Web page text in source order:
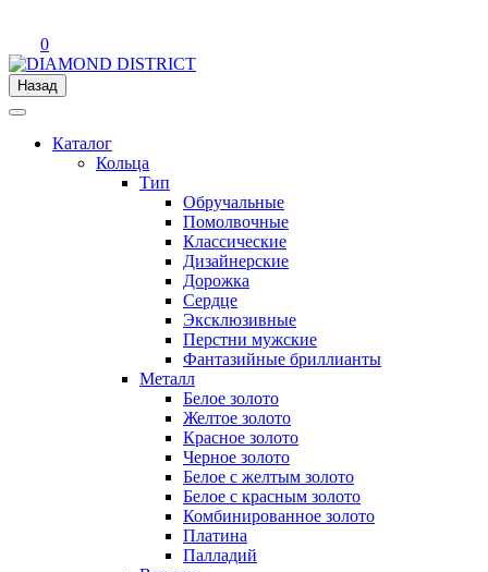
0
Назад
Каталог
Кольца
Тип
Обручальные
Помолвочные
Классические
Дизайнерские
Дорожка
Сердце
Эксклюзивные
Перстни мужские
Фантазийные бриллианты
Металл
Белое золото
Желтое золото
Красное золото
Черное золото
Белое с желтым золото
Белое с красным золото
Комбинированное золото
Платина
Палладий